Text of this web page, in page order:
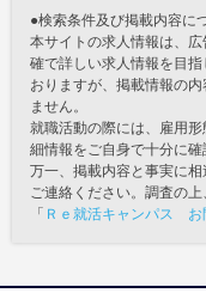
●検索条件及び掲載内容に
本サイトの求人情報は、
確で詳しい求人情報を目
おりますが、掲載情報の
ません。
就職活動の際には、雇用
細情報をご自身で十分に確
万一、掲載内容と事実に
ご連絡ください。調査の上
「 Ｒｅ就活キャンパス お